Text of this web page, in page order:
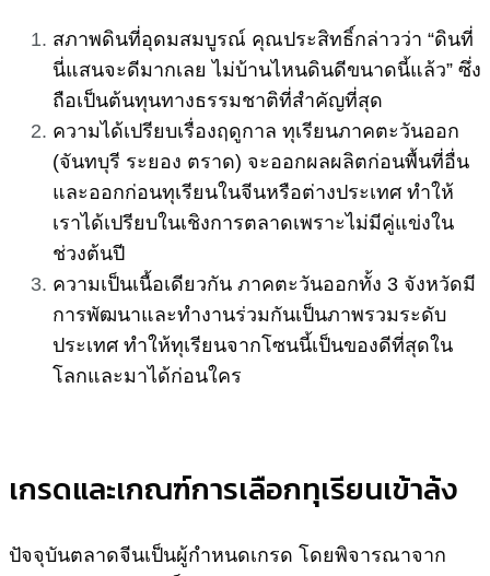
สภาพดินที่อุดมสมบูรณ์ คุณประสิทธิ์กล่าวว่า “ดินที่
นี่แสนจะดีมากเลย ไม่บ้านไหนดินดีขนาดนี้แล้ว” ซึ่ง
ถือเป็นต้นทุนทางธรรมชาติที่สำคัญที่สุด
ความได้เปรียบเรื่องฤดูกาล ทุเรียนภาคตะวันออก
(จันทบุรี ระยอง ตราด) จะออกผลผลิตก่อนพื้นที่อื่น
และออกก่อนทุเรียนในจีนหรือต่างประเทศ ทำให้
เราได้เปรียบในเชิงการตลาดเพราะไม่มีคู่แข่งใน
ช่วงต้นปี
ความเป็นเนื้อเดียวกัน ภาคตะวันออกทั้ง 3 จังหวัดมี
การพัฒนาและทำงานร่วมกันเป็นภาพรวมระดับ
ประเทศ ทำให้ทุเรียนจากโซนนี้เป็นของดีที่สุดใน
โลกและมาได้ก่อนใคร
เกรดและเกณฑ์การเลือกทุเรียนเข้าล้ง
ปัจจุบันตลาดจีนเป็นผู้กำหนดเกรด โดยพิจารณาจาก